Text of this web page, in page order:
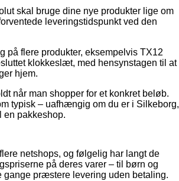
skal bruge dine nye produkter lige om
leveringstidspunkt ved den
på flere produkter, eksempelvis TX12
klokkeslæt, med hensynstagen til at
hjem.
når man shopper for et konkret beløb.
typisk – uafhængig om du er i Silkeborg,
en pakkeshop.
netshops, og følgelig har langt de
på deres varer – til børn og
gange præstere levering uden betaling.